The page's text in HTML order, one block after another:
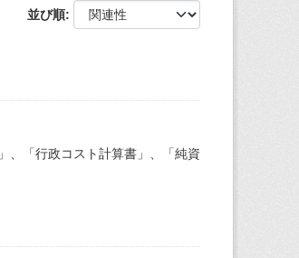
並び順
、「行政コスト計算書」、「純資